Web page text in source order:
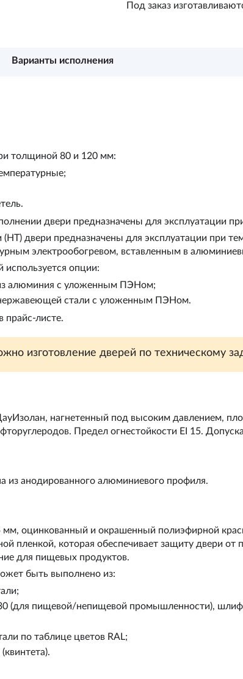
Под заказ
Варианты исполнения
толщиной 80 и 120 мм:
двери предназначены для эксплуатации
двери предназначены для эксплуатации при
электрообогревом, вставленным в
используется опции:
алюминия с уложенным ПЭНом;
стали с уложенным ПЭНом.
прайс-листе.
изготовление дверей по техническому
, нагнетенный под высоким давлением,
Предел огнестойкости EI 15.
из анодированного алюминиевого профиля.
оцинкованный и окрашенный полиэфирной
пленкой, которая обеспечивает защиту двери от
для пищевых продуктов.
быть выполнено из:
(для пищевой/непищевой промышленности),
по таблице цветов RAL;